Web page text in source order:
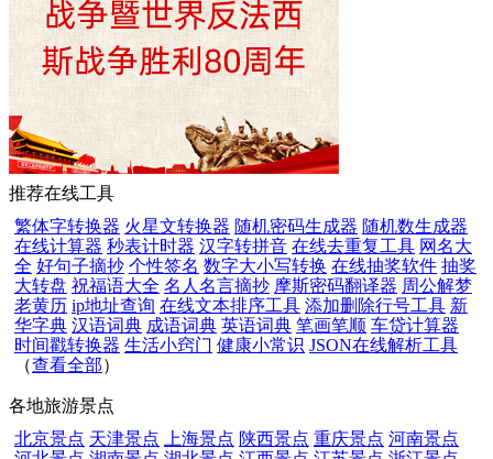
推荐在线工具
繁体字转换器 火星文转换器 随机密码生成器 随机数生成器
在线计算器 秒表计时器 汉字转拼音 在线去重复工具 网名大
全 好句子摘抄 个性签名 数字大小写转换 在线抽奖软件 抽奖
大转盘 祝福语大全 名人名言摘抄 摩斯密码翻译器 周公解梦
老黄历 ip地址查询 在线文本排序工具 添加删除行号工具 新
华字典 汉语词典 成语词典 英语词典 笔画笔顺 车贷计算器
时间戳转换器 生活小窍门 健康小常识 JSON在线解析工具
（查看全部）
各地旅游景点
北京景点 天津景点 上海景点 陕西景点 重庆景点 河南景点